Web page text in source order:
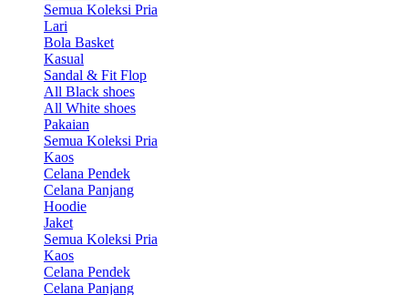
Semua Koleksi Pria
Lari
Bola Basket
Kasual
Sandal & Fit Flop
All Black shoes
All White shoes
Pakaian
Semua Koleksi Pria
Kaos
Celana Pendek
Celana Panjang
Hoodie
Jaket
Semua Koleksi Pria
Kaos
Celana Pendek
Celana Panjang